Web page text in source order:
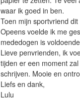
waar ik goed in ben.
Toen mijn sportvriend
Opeens voelde ik me
mededogen is
Lieve penvrienden, ik
tijden er een moment
schrijven. Mooie en
Liefs en dank,
Lulu